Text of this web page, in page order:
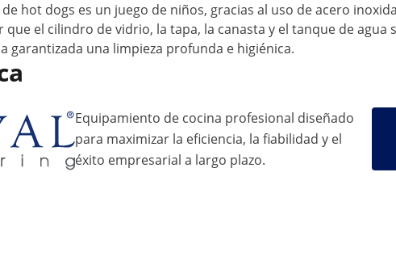
hot dogs es un juego de niños, gracias al uso de acero
que el cilindro de vidrio, la tapa, la canasta y el tanque de agua
garantizada una limpieza profunda e higiénica.
Equipamiento de cocina profesional diseñado
para maximizar la eficiencia, la fiabilidad y el
éxito empresarial a largo plazo.